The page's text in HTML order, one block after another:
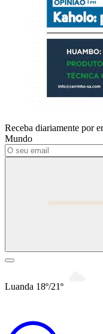
Receba diariamente por
Mundo
Luanda 18º/21º